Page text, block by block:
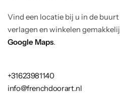
Vind een locatie bij u in de
verlagen en winkelen
Google Maps.
+31623981140
info@frenchdoorart.nl